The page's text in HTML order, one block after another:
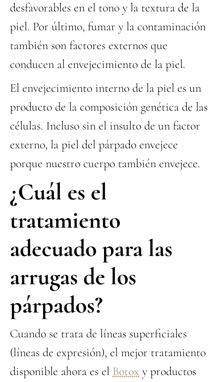
desfavorables en el tono y la textura de la
piel. Por último, fumar y la contaminación
también son factores externos que
conducen al envejecimiento de la piel.
El envejecimiento interno de la piel es un
producto de la composición genética de las
células. Incluso sin el insulto de un factor
externo, la piel del párpado envejece
porque nuestro cuerpo también envejece.
¿Cuál es el
tratamiento
adecuado para las
arrugas de los
párpados?
Cuando se trata de líneas superficiales
(líneas de expresión), el mejor tratamiento
disponible ahora es el Botox y productos